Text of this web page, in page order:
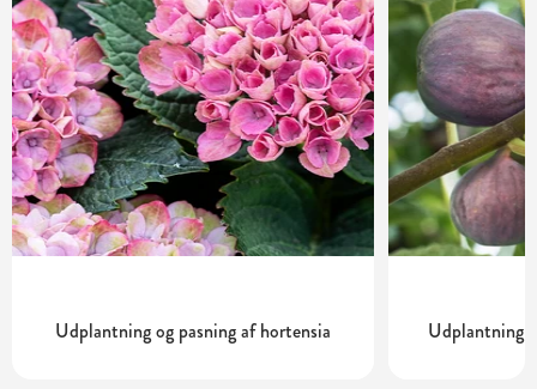
Udplantning og pasning af hortensia Udplantning